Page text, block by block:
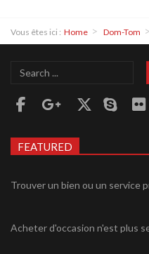
Vous êtes ici : Home Dom-Tom
Search
FEATURED
Trouver un bien ou un service
Acheter d'occasion n'est plus